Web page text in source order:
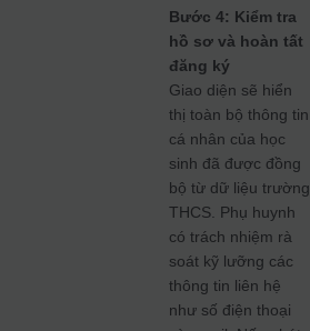
Bước 4: Kiểm tra
hồ sơ và hoàn tất
đăng ký
Giao diện sẽ hiển
thị toàn bộ thông tin
cá nhân của học
sinh đã được đồng
bộ từ dữ liệu trường
THCS. Phụ huynh
có trách nhiệm rà
soát kỹ lưỡng các
thông tin liên hệ
như số điện thoại